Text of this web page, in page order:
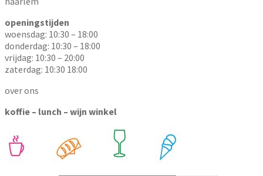
openingstijden
woensdag: 10:30 – 18:00
donderdag: 10:30 – 18:00
vrijdag: 10:30 – 20:00
zaterdag: 10:30 18:00
over ons
koffie – lunch – wijn winkel